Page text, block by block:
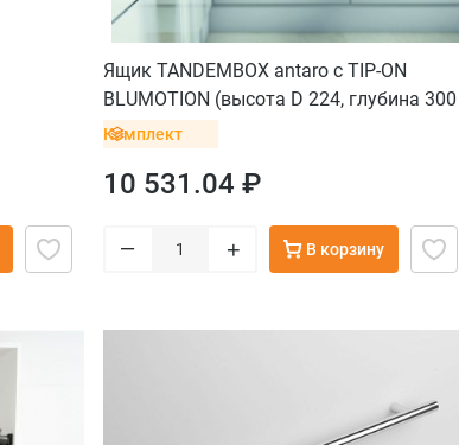
Ящик TANDEMBOX antaro с TIP-ON
BLUMOTION (высота D 224, глубина 300
мм, вес ящика от 10 до 20 кг), крепление
Комплект
10 531.04 ₽
– + В корзину